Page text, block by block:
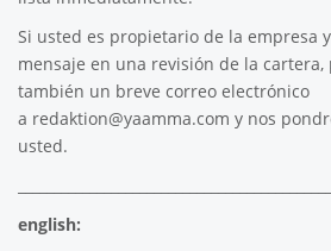
Si usted es propietario de la empresa
mensaje en una revisión de la cartera,
también un breve correo electrónico
a redaktion@yaamma.com y nos
usted.
english: